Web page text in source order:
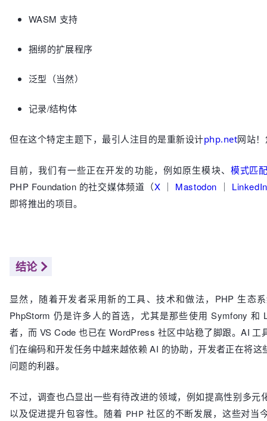
WASM 支持
捆绑的扩展程序
泛型（当然）
记录/结构体
但在这个特定主题下，最引人注目的是重新设计php.net网站
目前，我们有一些正在开发的功能，例如原生模块、 模式匹
PHP Foundation 的社交媒体频道（X ｜ Mastodon ｜ LinkedIn
即将推出的项目。
结论
显然，随着开发者采用新的工具、技术和做法，PHP 生态
PhpStorm 仍是许多人的首选，尤其是那些使用 Symfony 和
者，而 VS Code 也已在 WordPress 社区中站稳了脚跟。AI 工
们在编码和开发任务中越来越依赖 AI 的协助，开发者正在将这
问题的利器。
不过，调查也凸显出一些有待改进的领域，例如提高性别多元
以及促进提升包容性。 随着 PHP 社区的不断发展，这些对当